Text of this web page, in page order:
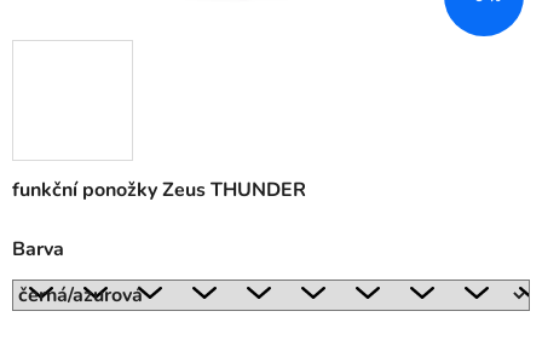
funkční ponožky Zeus THUNDER
Barva